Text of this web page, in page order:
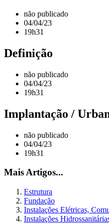
não publicado
04/04/23
19h31
Definição
não publicado
04/04/23
19h31
Implantação /
não publicado
04/04/23
19h31
Mais Artigos...
Estrutura
Fundação
Instalações Elétricas,
Instalações